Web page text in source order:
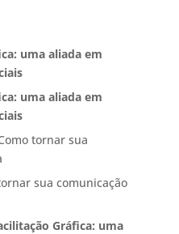
uma aliada em
uma aliada em
tornar sua
sua comunicação
Gráfica: uma